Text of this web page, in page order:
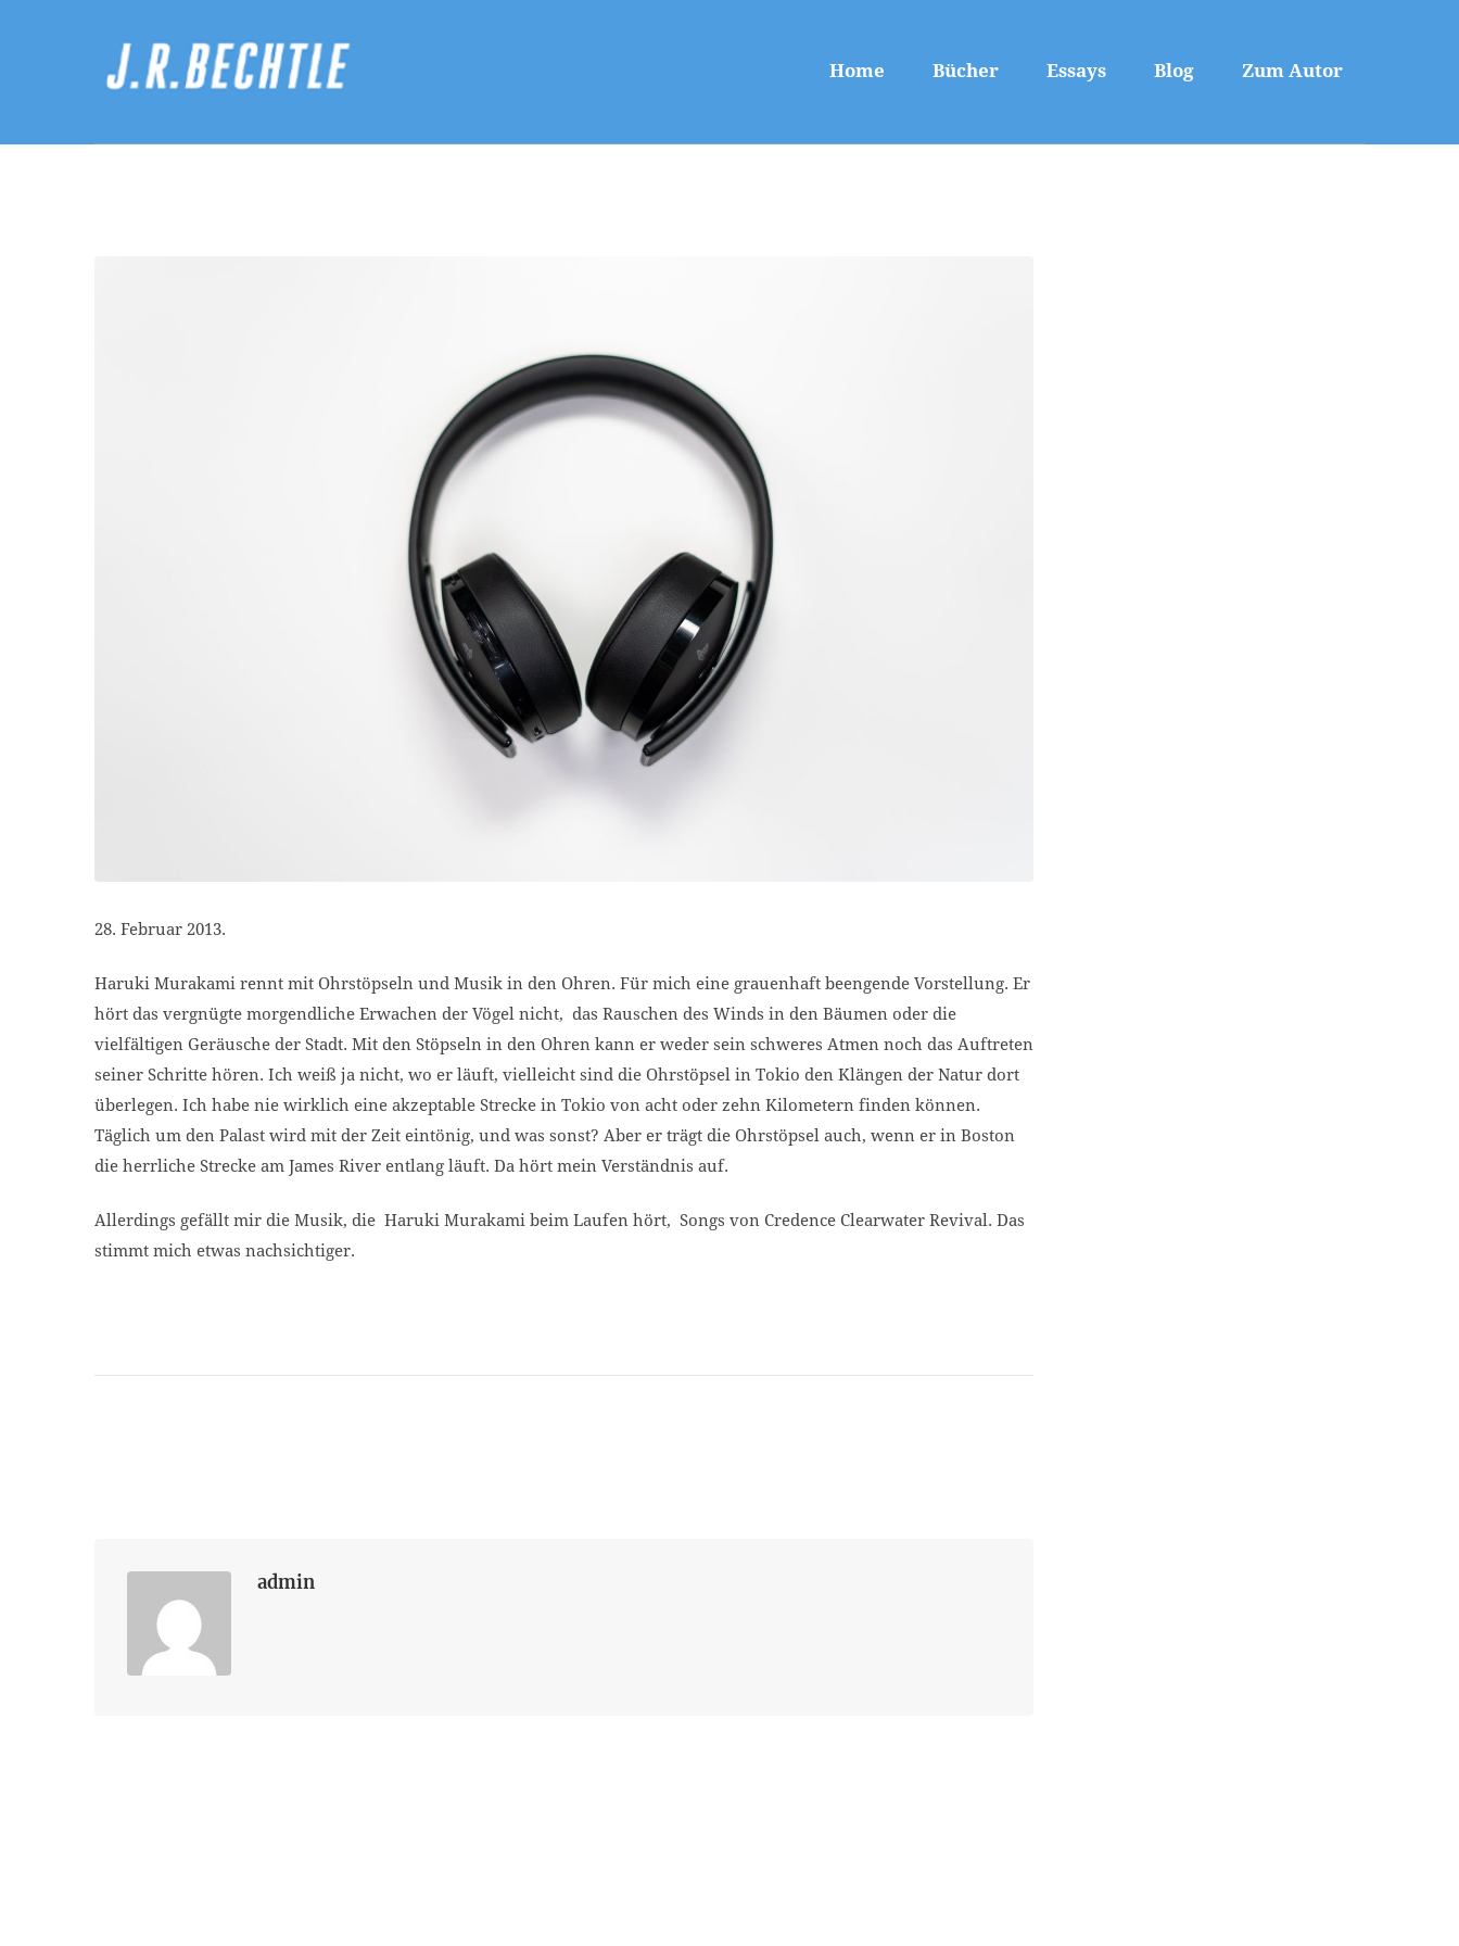
Home Bücher Essays Blog Zum Autor
28. Februar 2013.
Haruki Murakami rennt mit Ohrstöpseln und Musik in den Ohren. Für mich eine grauenhaft beengende Vorstellung. Er
hört das vergnügte morgendliche Erwachen der Vögel nicht, das Rauschen des Winds in den Bäumen oder die
vielfältigen Geräusche der Stadt. Mit den Stöpseln in den Ohren kann er weder sein schweres Atmen noch das Auftreten
seiner Schritte hören. Ich weiß ja nicht, wo er läuft, vielleicht sind die Ohrstöpsel in Tokio den Klängen der Natur dort
überlegen. Ich habe nie wirklich eine akzeptable Strecke in Tokio von acht oder zehn Kilometern finden können.
Täglich um den Palast wird mit der Zeit eintönig, und was sonst? Aber er trägt die Ohrstöpsel auch, wenn er in Boston
die herrliche Strecke am James River entlang läuft. Da hört mein Verständnis auf.
Allerdings gefällt mir die Musik, die Haruki Murakami beim Laufen hört, Songs von Credence Clearwater Revival. Das
stimmt mich etwas nachsichtiger.
admin